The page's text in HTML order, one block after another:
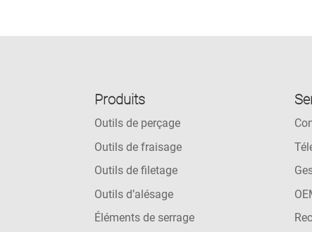
Produits
Outils de perçage
Outils de fraisage
Outils de filetage
Outils d’alésage
Éléments de serrage